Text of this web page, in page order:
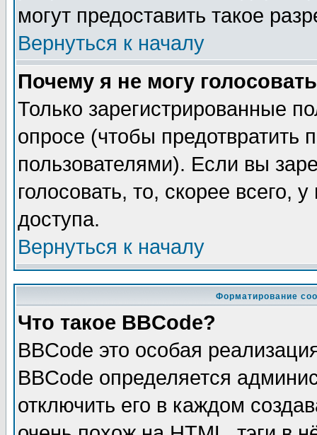
могут предоставить такое
Вернуться к началу
Почему я не могу
Только зарегистрированные
опросе (чтобы предотвратить
пользователями). Если вы
голосовать, то, скорее всего,
доступа.
Вернуться к началу
Форматирование
Что такое BBCode?
BBCode это особая
BBCode определяется
отключить его в каждом